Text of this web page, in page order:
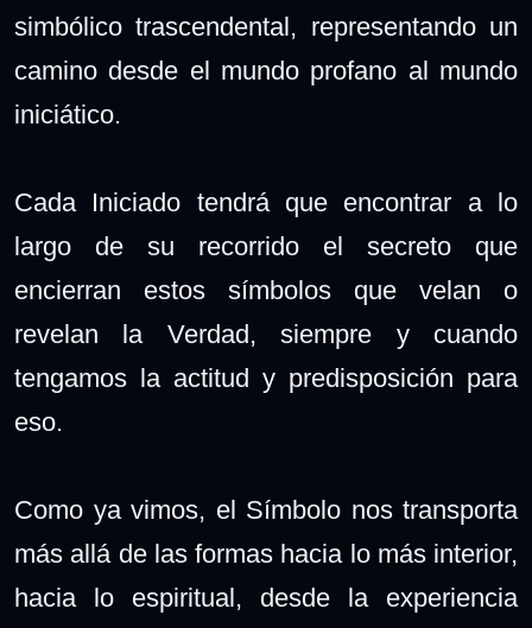
simbólico trascendental, representando un
camino desde el mundo profano al mundo
iniciático.
Cada Iniciado tendrá que encontrar a lo
largo de su recorrido el secreto que
encierran estos símbolos que velan o
revelan la Verdad, siempre y cuando
tengamos la actitud y predisposición para
eso.
Como ya vimos, el Símbolo nos transporta
más allá de las formas hacia lo más interior,
hacia lo espiritual, desde la experiencia